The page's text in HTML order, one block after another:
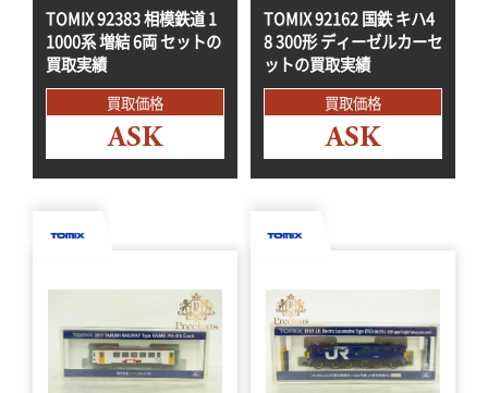
TOMIX 92383 相模鉄道 1
1000系 増結 6両 セットの
買取実績
買取価格
ASK
TOMIX 92162 国鉄 キハ4
8 300形 ディーゼルカーセ
ットの買取実績
買取価格
ASK